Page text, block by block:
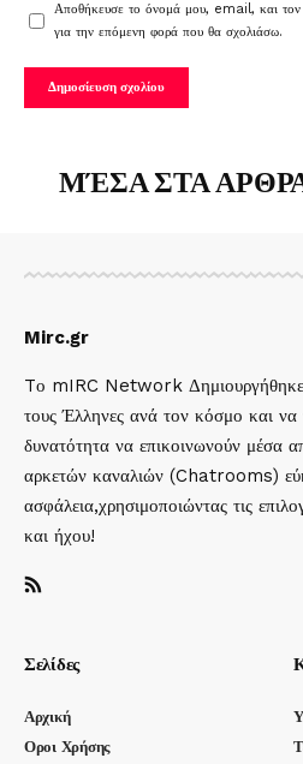
Αποθήκευσε το όνομά μου, email, και τον
για την επόμενη φορά που θα σχολιάσω.
ΜΈΣΑ ΣΤΑ
Mirc.gr
Tο mIRC Network Δημιουργήθηκε
τους Έλληνες ανά τον κόσμο και να
δυνατότητα να επικοινωνούν μέσα
αρκετών καναλιών (Chatrooms)
ασφάλεια,χρησιμοποιώντας τις
και ήχου!
Σελίδες
Αρχική
Οροι Χρήσης